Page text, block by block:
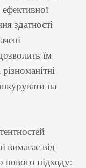
ефективної
здатності
їм
на
вимагає від
нового підходу: